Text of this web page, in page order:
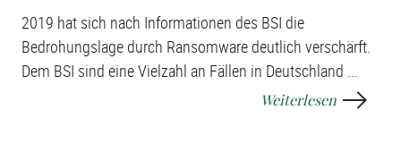
2019 hat sich nach Informationen des BSI die
Bedrohungslage durch Ransomware deutlich verschärft.
Dem BSI sind eine Vielzahl an Fällen in Deutschland ...
Weiterlesen